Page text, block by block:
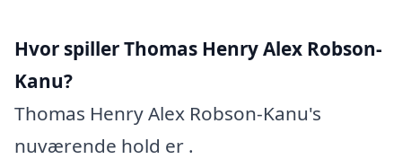
Hvor spiller Thomas Henry Alex Robson-
Kanu?
Thomas Henry Alex Robson-Kanu's
nuværende hold er .